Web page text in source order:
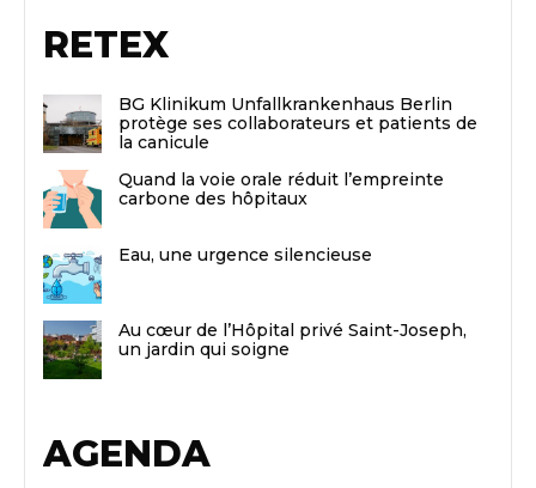
RETEX
BG Klinikum Unfallkrankenhaus Berlin
protège ses collaborateurs et patients de
la canicule
Quand la voie orale réduit l’empreinte
carbone des hôpitaux
Eau, une urgence silencieuse
Au cœur de l’Hôpital privé Saint-Joseph,
un jardin qui soigne
AGENDA